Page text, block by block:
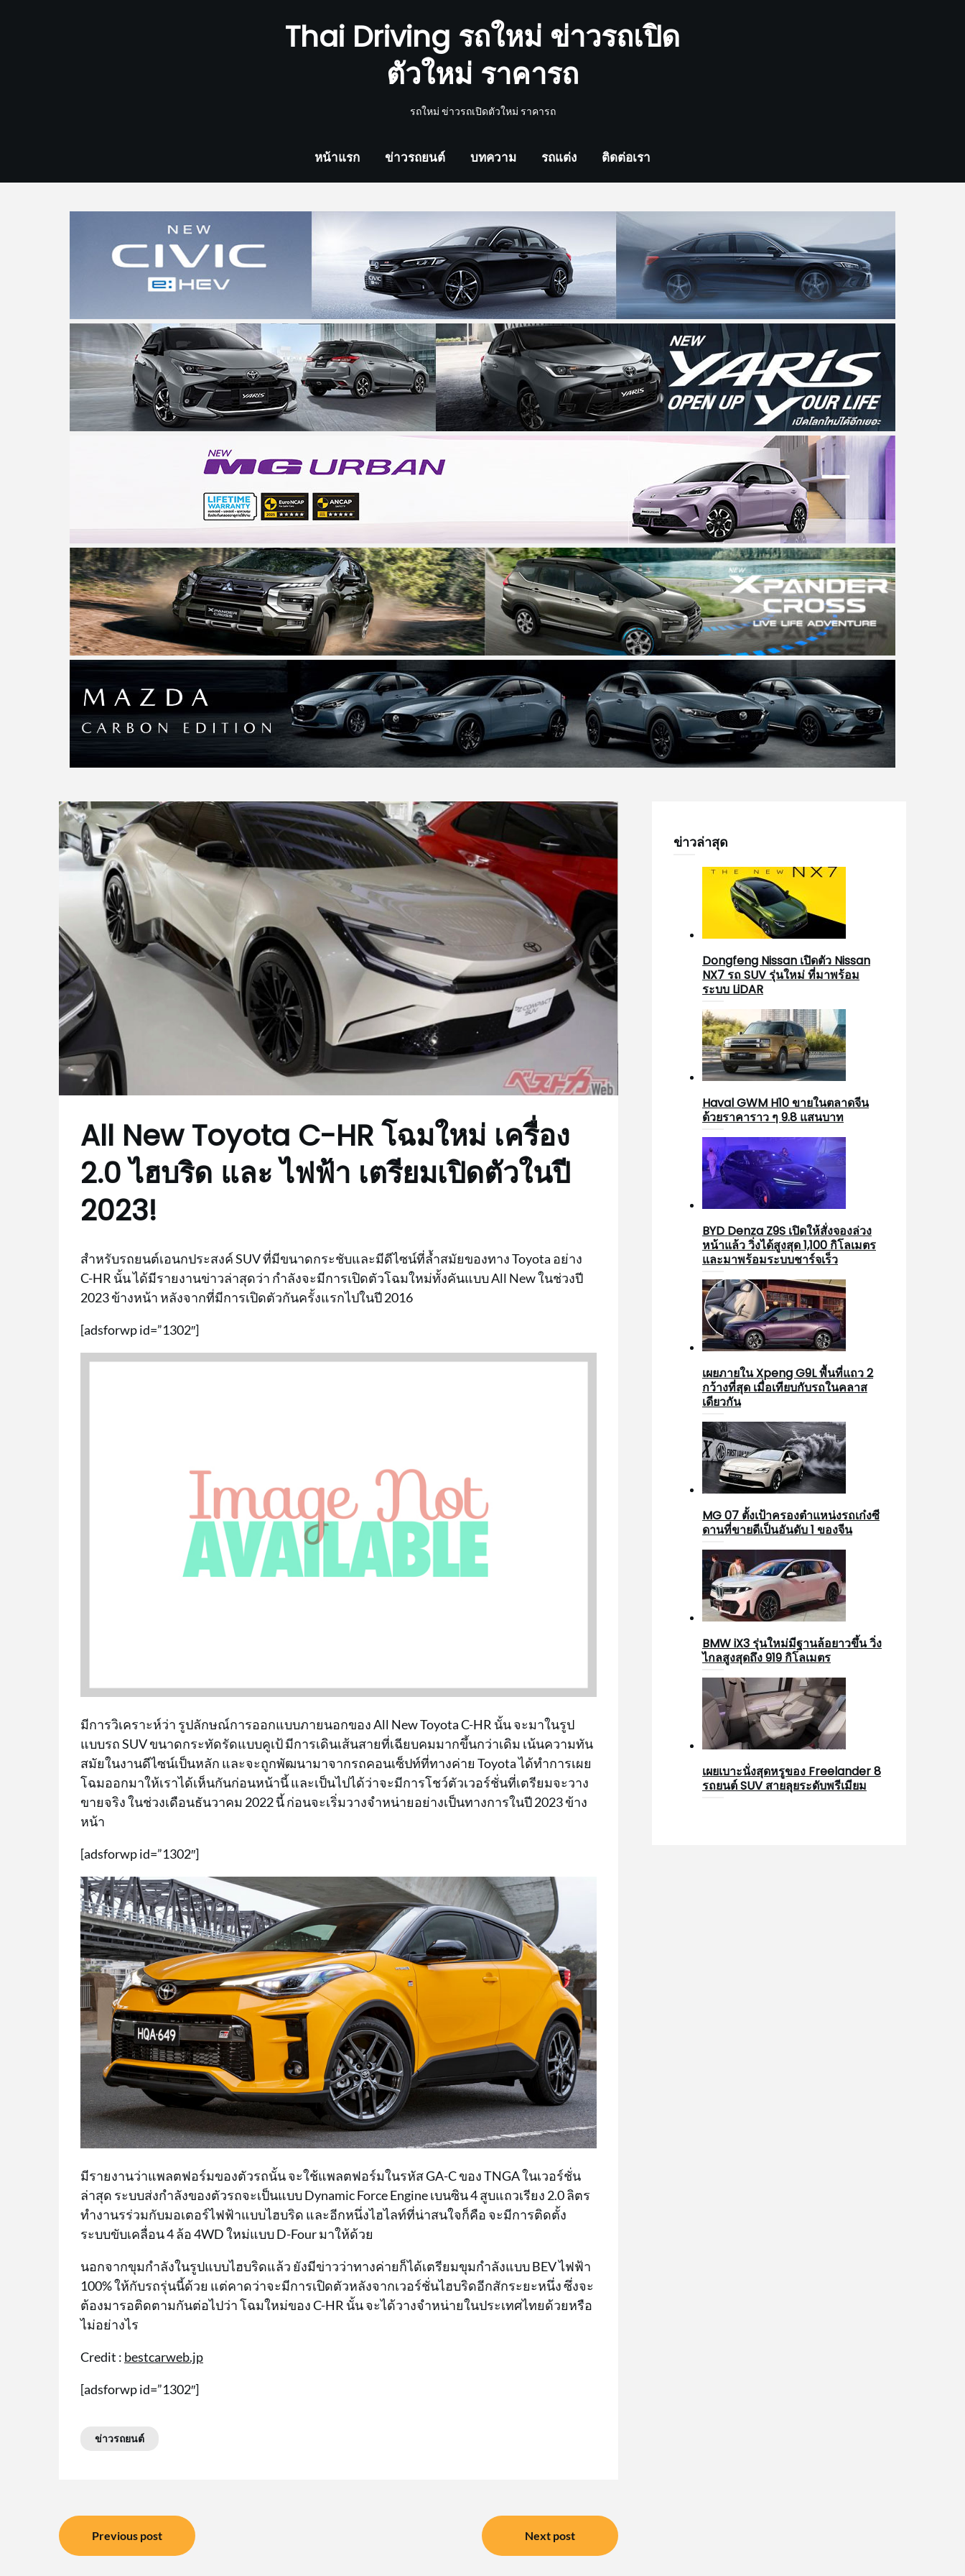
Thai Driving รถใหม่ ข่าวรถเปิด
ตัวใหม่ ราคารถ
รถใหม่ ข่าวรถเปิดตัวใหม่ ราคารถ
หน้าแรก ข่าวรถยนต์ บทความ รถแต่ง ติดต่อเรา
All New Toyota C-HR โฉมใหม่ เครื่อง
2.0 ไฮบริด และ ไฟฟ้า เตรียมเปิดตัวในปี
2023!
สำหรับรถยนต์เอนกประสงค์ SUV ที่มีขนาดกระชับและมีดีไซน์ที่ล้ำสมัยของทาง Toyota อย่าง
C-HR นั้น ได้มีรายงานข่าวล่าสุดว่า กำลังจะมีการเปิดตัวโฉมใหม่ทั้งคันแบบ All New ในช่วงปี
2023 ข้างหน้า หลังจากที่มีการเปิดตัวกันครั้งแรกไปในปี 2016
[adsforwp id=”1302″]
มีการวิเคราะห์ว่า รูปลักษณ์การออกแบบภายนอกของ All New Toyota C-HR นั้น จะมาในรูป
แบบรถ SUV ขนาดกระทัดรัดแบบคูเป้ มีการเดินเส้นสายที่เฉียบคมมากขึ้นกว่าเดิม เน้นความทัน
สมัยในงานดีไซน์เป็นหลัก และจะถูกพัฒนามาจากรถคอนเซ็ปท์ที่ทางค่าย Toyota ได้ทำการเผย
โฉมออกมาให้เราได้เห็นกันก่อนหน้านี้ และเป็นไปได้ว่าจะมีการโชว์ตัวเวอร์ชั่นที่เตรียมจะวาง
ขายจริง ในช่วงเดือนธันวาคม 2022 นี้ ก่อนจะเริ่มวางจำหน่ายอย่างเป็นทางการในปี 2023 ข้าง
หน้า
[adsforwp id=”1302″]
มีรายงานว่าแพลตฟอร์มของตัวรถนั้น จะใช้แพลตฟอร์มในรหัส GA-C ของ TNGA ในเวอร์ชั่น
ล่าสุด ระบบส่งกำลังของตัวรถจะเป็นแบบ Dynamic Force Engine เบนซิน 4 สูบแถวเรียง 2.0 ลิตร
ทำงานรร่วมกับมอเตอร์ไฟฟ้าแบบไฮบริด และอีกหนึ่งไฮไลท์ที่น่าสนใจก็คือ จะมีการติดตั้ง
ระบบขับเคลื่อน 4 ล้อ 4WD ใหม่แบบ D-Four มาให้ด้วย
นอกจากขุมกำลังในรูปแบบไฮบริดแล้ว ยังมีข่าวว่าทางค่ายก็ได้เตรียมขุมกำลังแบบ BEV ไฟฟ้า
100% ให้กับรถรุ่นนี้ด้วย แต่คาดว่าจะมีการเปิดตัวหลังจากเวอร์ชั่นไฮบริดอีกสักระยะหนึ่ง ซึ่งจะ
ต้องมารอติดตามกันต่อไปว่า โฉมใหม่ของ C-HR นั้น จะได้วางจำหน่ายในประเทศไทยด้วยหรือ
ไม่อย่างไร
Credit : bestcarweb.jp
[adsforwp id=”1302″]
ข่าวรถยนต์
แนะแนว
เรื่อง
Previous post Next post
ข่าวล่าสุด
Dongfeng Nissan เปิดตัว Nissan
NX7 รถ SUV รุ่นใหม่ ที่มาพร้อม
ระบบ LiDAR
Haval GWM H10 ขายในตลาดจีน
ด้วยราคาราว ๆ 9.8 แสนบาท
BYD Denza Z9S เปิดให้สั่งจองล่วง
หน้าแล้ว วิ่งได้สูงสุด 1,100 กิโลเมตร
และมาพร้อมระบบชาร์จเร็ว
เผยภายใน Xpeng G9L พื้นที่แถว 2
กว้างที่สุด เมื่อเทียบกับรถในคลาส
เดียวกัน
MG 07 ตั้งเป้าครองตำแหน่งรถเก๋งซี
ดานที่ขายดีเป็นอันดับ 1 ของจีน
BMW iX3 รุ่นใหม่มีฐานล้อยาวขึ้น วิ่ง
ไกลสูงสุดถึง 919 กิโลเมตร
เผยเบาะนั่งสุดหรูของ Freelander 8
รถยนต์ SUV สายลุยระดับพรีเมียม